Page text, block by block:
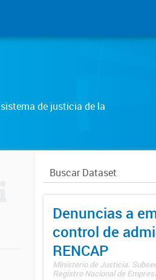
de justicia de la
Denuncias a
control de
RENCAP
Ministerio de Justicia.
Registro Nacional de